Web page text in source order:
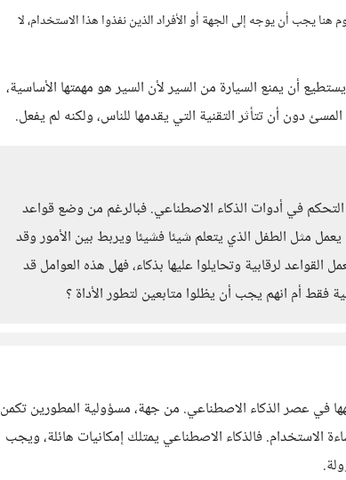
يجب أن يوجه إلى الجهة أو الأفراد الذين نفذوا هذا الاستخدام، لا
أن يمنع السيارة من السير لأن السير هو مهمتها الأساسية،
دون أن تتأثر التقنية التي يقدمها للناس، ولكنه لم يفعل.
في أدوات الذكاء الاصطناعي. فبالرغم من وضع قواعد
يعمل مثل الطفل الذي يتعلم شيئا فشيئا ويربط بين الأمور وقد
لرقابية وتحايلوا عليها بذكاء، فهل هذه العوامل قد
أم انهم يجب أن يظلوا متابعين لتطور الأداة ؟
في عصر الذكاء الاصطناعي. من جهة، مسؤولية المطورين تكمن
الاستخدام. فالذكاء الاصطناعي يمتلك إمكانيات هائلة، ويجب